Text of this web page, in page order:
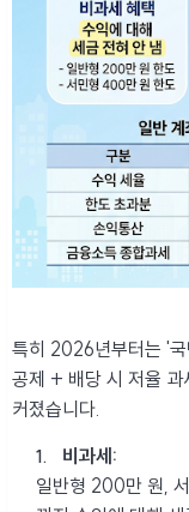
특히 2026년부터는 '국
공제 + 배당 시 저율 과
커졌습니다.
비과세:
일반형 200만 원,